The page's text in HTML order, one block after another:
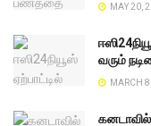
MAY 20,
வரும்
MARCH
கனடாவில்